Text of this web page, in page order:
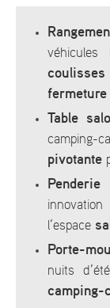
véhicules
Table
camping-
pivotante
l’espace
Porte-
nuits
camping-